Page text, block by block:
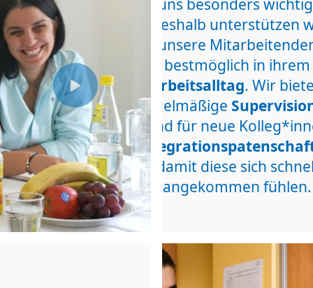
Deshalb unterstützen
unsere
bestmöglich in ihrem
Arbeitsalltag. Wir
regelmäßige
und für neue
damit diese sich
angekommen fühlen.